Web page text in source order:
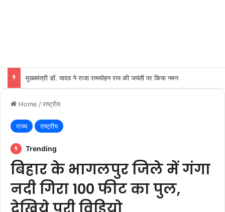
मुख्यमंत्री डॉ. यादव ने राजा राममोहन राय की जयंती पर किया नमन
Home /राष्ट्रीय
राज्य राष्ट्रीय
Trending
बिहार के भागलपुर जिले में गंगा
नदी गिरा 100 फीट का पुल,